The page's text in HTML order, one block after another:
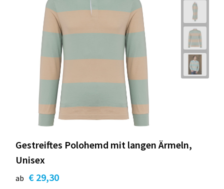
Gestreiftes Polohemd mit langen Ärmeln,
Unisex
ab € 29,30